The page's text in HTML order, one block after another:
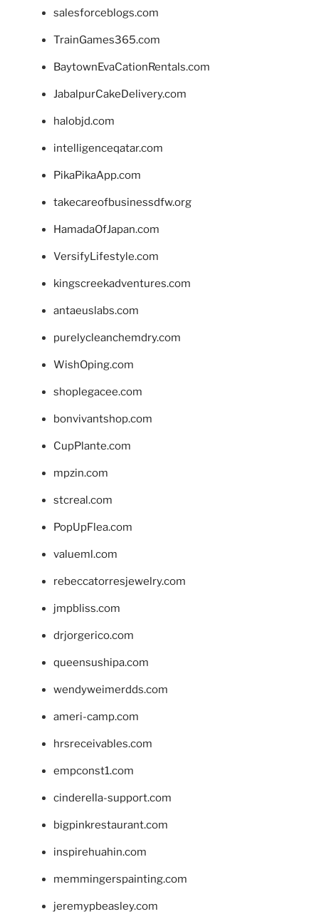
salesforceblogs.com
TrainGames365.com
BaytownEvaCationRentals.com
JabalpurCakeDelivery.com
halobjd.com
intelligenceqatar.com
PikaPikaApp.com
takecareofbusinessdfw.org
HamadaOfJapan.com
VersifyLifestyle.com
kingscreekadventures.com
antaeuslabs.com
purelycleanchemdry.com
WishOping.com
shoplegacee.com
bonvivantshop.com
CupPlante.com
mpzin.com
stcreal.com
PopUpFlea.com
valueml.com
rebeccatorresjewelry.com
jmpbliss.com
drjorgerico.com
queensushipa.com
wendyweimerdds.com
ameri-camp.com
hrsreceivables.com
empconst1.com
cinderella-support.com
bigpinkrestaurant.com
inspirehuahin.com
memmingerspainting.com
jeremypbeasley.com